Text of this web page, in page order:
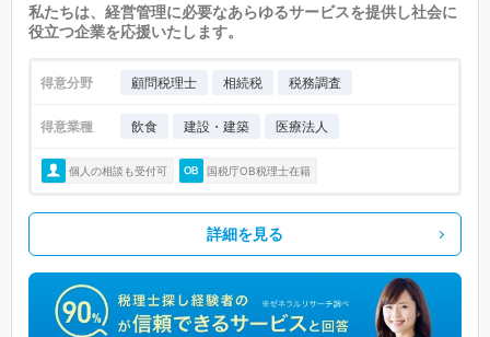
私たちは、経営管理に必要なあらゆるサービスを提供し社会に
役立つ企業を応援いたします。
得意分野 顧問税理士 相続税 税務調査
得意業種 飲食 建設・建築 医療法人
個人の相談も受付可 国税庁OB税理士在籍
詳細を見る